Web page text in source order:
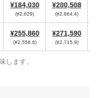
¥184,030
(¥2,629)
¥200,508
(¥2,864.4)
¥255,860
(¥2,558.6)
¥271,590
(¥2,715.9)
します。